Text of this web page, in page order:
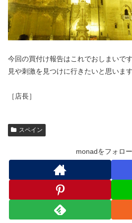
今回の買付け報告はこれでおしまいで
見や刺激を見つけに行きたいと思います
［店長］
スペイン
monadをフォロ